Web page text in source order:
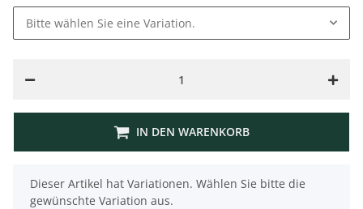
Bitte wählen Sie eine Variation.
IN DEN WARENKORB
x
Dieser Artikel hat Variationen. Wählen Sie bitte die
gewünschte Variation aus.